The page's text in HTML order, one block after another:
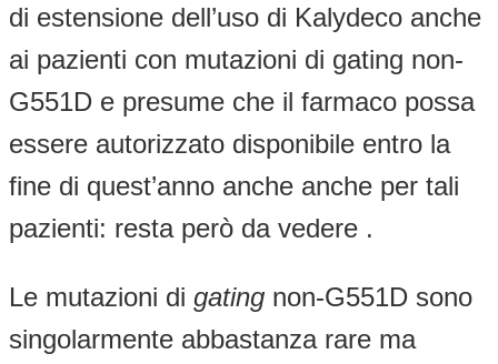
di estensione dell’uso di Kalydeco anche
ai pazienti con mutazioni di gating non-
G551D e presume che il farmaco possa
essere autorizzato disponibile entro la
fine di quest’anno anche anche per tali
pazienti: resta però da vedere .
Le mutazioni di gating non-G551D sono
singolarmente abbastanza rare ma